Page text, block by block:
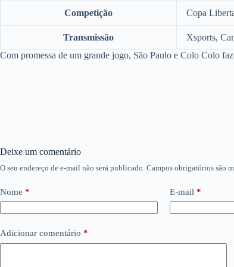
Competição Copa
Transmissão
Xsports,
Com promessa de um grande jogo, São Paulo e Colo Colo
Deixe um comentário
O seu endereço de e-mail não será publicado. Campos obrigatórios são
Nome * E-mail *
Adicionar comentário *